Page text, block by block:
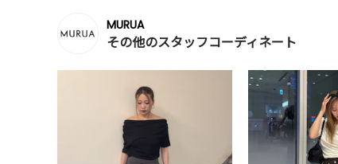
MURUA
その他のスタッフコーディネート